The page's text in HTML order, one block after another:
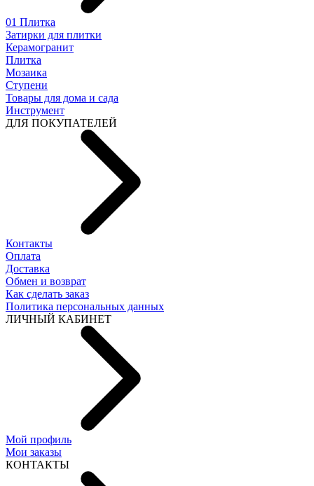
01 Плитка
Затирки для плитки
Керамогранит
Плитка
Мозаика
Ступени
Товары для дома и сада
Инструмент
ДЛЯ ПОКУПАТЕЛЕЙ
Контакты
Оплата
Доставка
Обмен и возврат
Как сделать заказ
Политика персональных данных
ЛИЧНЫЙ КАБИНЕТ
Мой профиль
Мои заказы
КОНТАКТЫ